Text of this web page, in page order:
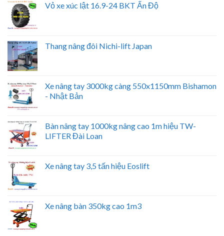
Vỏ xe xúc lật 16.9-24 BKT Ấn Độ
Thang nâng đôi Nichi-lift Japan
Xe nâng tay 3000kg càng 550x1150mm Bishamon
- Nhật Bản
Bàn nâng tay 1000kg nâng cao 1m hiệu TW-
LIFTER Đài Loan
Xe nâng tay 3,5 tấn hiệu Eoslift
Xe nâng bàn 350kg cao 1m3